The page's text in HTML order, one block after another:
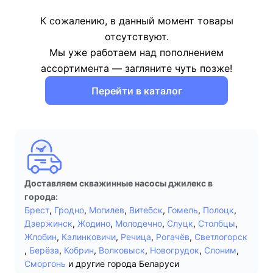
К сожалению, в данный момент товары
отсутствуют.
Мы уже работаем над пополнением
ассортимента — загляните чуть позже!
Перейти в каталог
Доставляем скважинные насосы джилекс в
города:
Брест, Гродно, Могилев, Витебск, Гомель, Полоцк,
Дзержинск, Жодино, Молодечно, Слуцк, Столбцы,
Жлобин, Калинковичи, Речица, Рогачёв, Светлогорск
, Берёза, Кобрин, Волковыск, Новогрудок, Слоним,
Сморгонь и другие города Беларуси